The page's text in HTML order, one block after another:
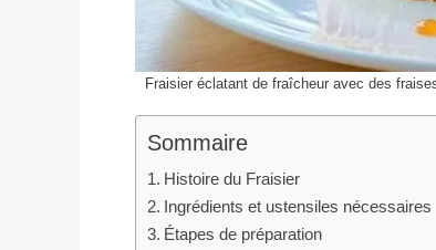
Fraisier éclatant de fraîcheur avec des
Sommaire
Histoire du Fraisier
Ingrédients et ustensiles nécessaires
Étapes de préparation